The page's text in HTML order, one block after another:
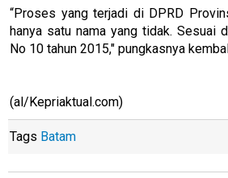
“Proses yang terjadi di DPRD
hanya satu nama yang tidak. Sesuai
No 10 tahun 2015," pungkasnya
(al/Kepriaktual.com)
Tags Batam